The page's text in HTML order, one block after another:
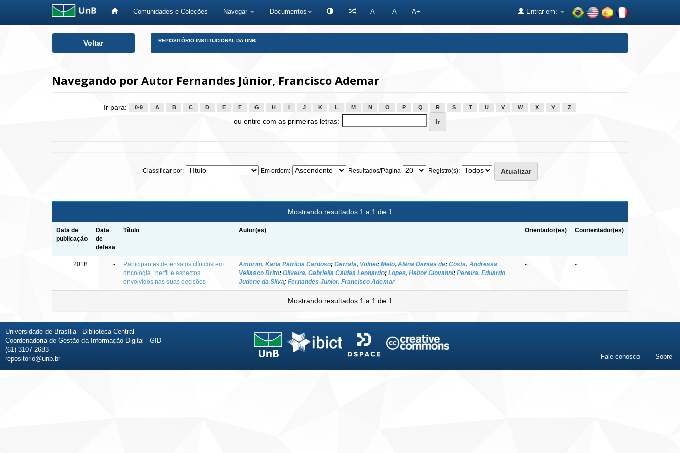
Comunidades e Coleções Navegar Documentos A- A A+ Entrar em:
Voltar REPOSITÓRIO INSTITUCIONAL DA UNB
Navegando por Autor Fernandes Júnior, Francisco Ademar
Ir para: 0-9 A B C D E F G H J K L M N O P Q R S T U V W X Y Z
ou entre com as primeiras letras:
Classificar por: Em ordem: Resultados/Página Registro(s):
Mostrando resultados 1 a 1 de 1
Data de
publicação
Data
de
defesa
Título Autor(es) Orientador(es) Coorientador(es)
2018 -
Participantes de ensaios clínicos em
oncologia : perfil e aspectos
envolvidos nas suas decisões
Amorim, Karla Patrícia Cardoso; Garrafa, Volnei; Melo, Alana Dantas de; Costa, Andressa
Vellasco Brito; Oliveira, Gabriella Caldas Leonardo; Lopes, Heitor Giovanni; Pereira, Eduardo
Judene da Silva; Fernandes Júnior, Francisco Ademar
- -
Mostrando resultados 1 a 1 de 1
Universidade de Brasília - Biblioteca Central
Coordenadoria de Gestão da Informação Digital - GID
(61) 3107-2683
repositorio@unb.br
Fale conosco Sobre